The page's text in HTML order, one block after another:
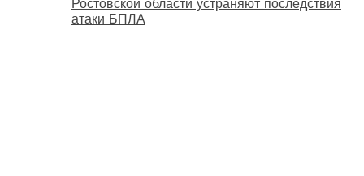
Ростовской области устраняют последствия
атаки БПЛА